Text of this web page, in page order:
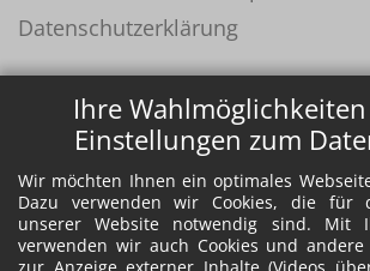
Ihre
Einstellungen zum
Wir möchten Ihnen ein optimales
Dazu verwenden wir Cookies, die für
unserer Website notwendig sind. Mit
verwenden wir auch Cookies und
Datenschutzerklärung